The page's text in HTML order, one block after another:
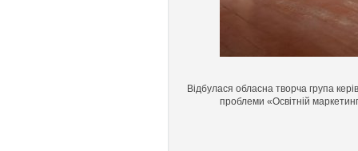
Відбулася обласна творча група
проблеми «Освітній